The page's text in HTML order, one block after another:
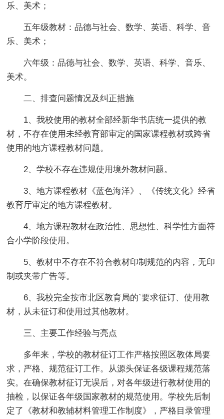
乐、美术；
五年级教材：品德与社会、数学、英语、科学、音
乐、美术；
六年级：品德与社会、数学、英语、科学、音乐、
美术。
二、排查问题情况及纠正措施
1、我校使用的教材全部经新华书店统一提供的教
材，不存在使用未经教育部审定的国家课程教材或跨省
使用的地方课程教材问题。
2、学校不存在违规使用境外教材问题。
3、地方课程教材《蓝色海洋》、《传统文化》经省
教育厅审定的地方课程教材。
4、地方课程教材在政治性、思想性、科学性方面符
合小学阶段使用。
5、教材中不存在不符合教材印制规范的内容，无印
制或夹带广告等。
6、我校完全按市北区教育局的`要求征订、使用教
材，从未征订和使用过其他教材。
三、主要工作经验与亮点
多年来，学校的教材征订工作严格按照区教体局要
求，严格、规范征订工作。从源头保证各级课程规范落
实。在确保教材征订无误后，对各年级进行教材使用的
抽检，以保证各年级国家教材的规范使用。学校先后制
定了《教材和教辅材料管理工作制度》，严格目录管理